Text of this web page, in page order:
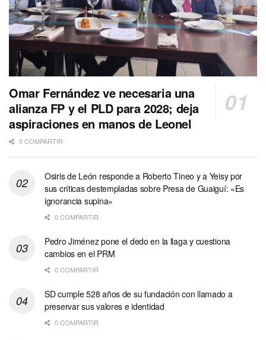
Omar Fernández ve necesaria una
alianza FP y el PLD para 2028; deja
aspiraciones en manos de Leonel
0 COMPARTIR
Osiris de León responde a Roberto Tineo y a Yeisy por
sus críticas destempladas sobre Presa de Guaiguí: «Es
ignorancia supina»
0 COMPARTIR
Pedro Jiménez pone el dedo en la llaga y cuestiona
cambios en el PRM
0 COMPARTIR
SD cumple 528 años de su fundación con llamado a
preservar sus valores e identidad
0 COMPARTIR